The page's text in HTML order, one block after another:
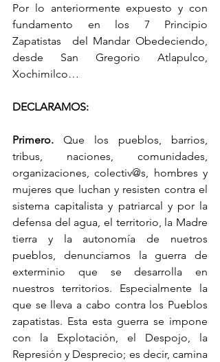
Por lo anteriormente expuesto y con
fundamento en los 7 Principio
Zapatistas  del Mandar Obedeciendo,
desde San Gregorio Atlapulco,
Xochimilco…
DECLARAMOS:
Primero. Que los pueblos, barrios,
tribus, naciones, comunidades,
organizaciones, colectiv@s, hombres y
mujeres que luchan y resisten contra el
sistema capitalista y patriarcal y por la
defensa del agua, el territorio, la Madre
tierra y la autonomía de nuetros
pueblos, denunciamos la guerra de
exterminio que se desarrolla en
nuestros territorios. Especialmente la
que se lleva a cabo contra los Pueblos
zapatistas. Esta esta guerra se impone
con la Explotación, el Despojo, la
Represión y Desprecio; es decir, camina